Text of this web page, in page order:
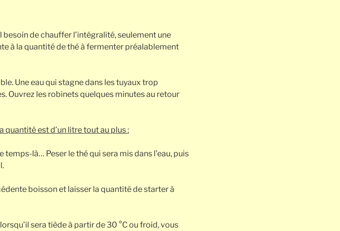
besoin de chauffer l’intégralité, seulement une
à la quantité de thé à fermenter préalablement
Une eau qui stagne dans les tuyaux trop
Ouvrez les robinets quelques minutes au retour
quantité est d’un litre tout au plus :
là… Peser le thé qui sera mis dans l’eau, puis
boisson et laisser la quantité de starter à
sera tiède à partir de 30 °C ou froid, vous